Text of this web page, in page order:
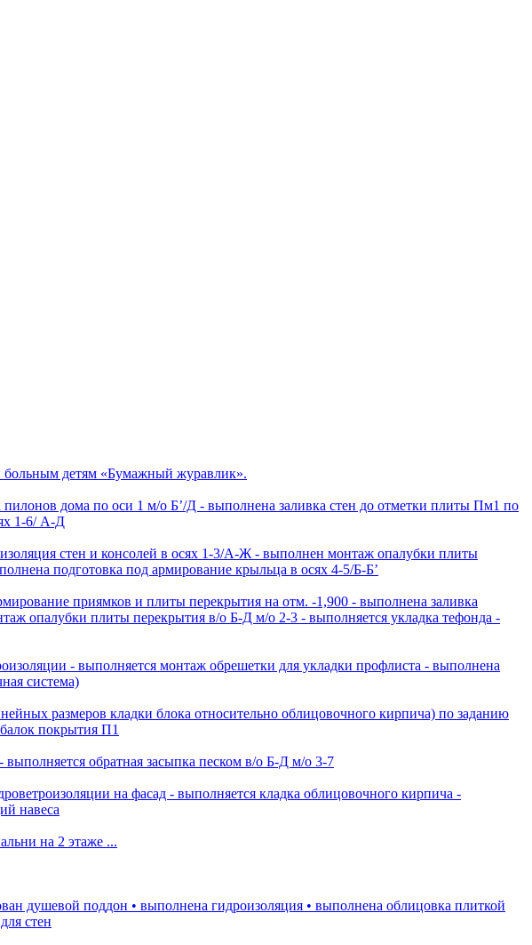
больным детям «Бумажный журавлик».
дома по оси 1 м/о Б’/Д - ⁠выполнена заливка стен до отметки плиты Пм1 по
1-6/ А-Д
стен и консолей в осях 1-3/А-Ж - ⁠выполнен монтаж опалубки плиты
подготовка под армирование крыльца в осях 4-5/Б-Б’
приямков и плиты перекрытия на отм. -1,900 - ⁠выполнена заливка
опалубки плиты перекрытия в/о Б-Д м/о 2-3 - ⁠выполняется укладка тефонда -
- ⁠выполняется монтаж обрешетки для укладки профлиста - ⁠выполнена
система)
размеров кладки блока относительно облицовочного кирпича) по заданию
покрытия П1
обратная засыпка песком в/о Б-Д м/о 3-7
на фасад - ⁠выполняется кладка облицовочного кирпича -
навеса
на 2 этаже ...
душевой поддон •⁠ ⁠выполнена гидроизоляция •⁠ ⁠выполнена облицовка плиткой
стен